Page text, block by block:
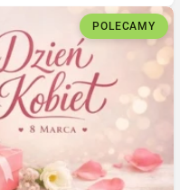
POLECAMY